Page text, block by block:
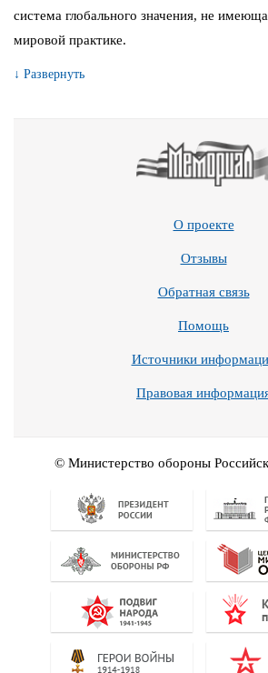
система глобального значения, не
мировой практике.
↓ Развернуть
О проекте
Отзывы
Обратная связь
Помощь
Источники
Правовая
© Министерство обороны